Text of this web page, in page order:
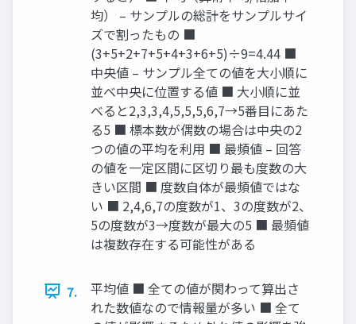
均） – サンプルの総計をサンプルサイ
ズで割ったもの ■
(3+5+2+7+5+4+3+6+5)÷9=4.44 ■
中央値 – サンプル全ての値を大小順に
並べ中央に位置する値 ■ 大小順に並
べると2,3,3,4,5,5,5,6,7→5番目にあた
る5 ■ 標本数が偶数の場合は中央の2
つの値の平均を利用 ■ 最頻値 – 回答
の値を一定区間に区切り最も度数の大
きい区間 ■ 度数自体が最頻値ではな
い ■ 2,4,6,7の度数が1、3の度数が2、
5の度数が3→度数が最大の5 ■ 最頻値
は複数存在する可能性がある
7.
平均値 ■ 全ての値が関わって算出さ
れた数値なので情報量が多い ■ 全て